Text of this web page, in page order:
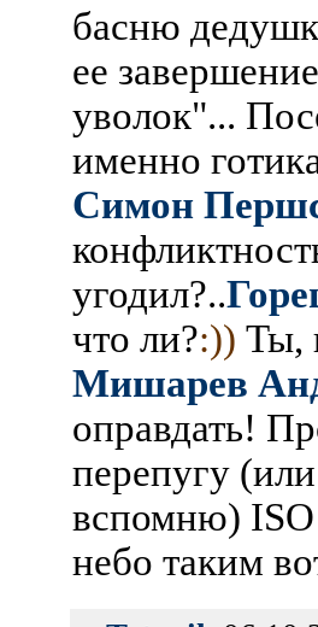
басню
ее
уволок"...
именно
Симон
угодил?..
что ли?:)) Ты,
Мишарев
оправдать!
перепугу
вспомню) ISO
небо таким